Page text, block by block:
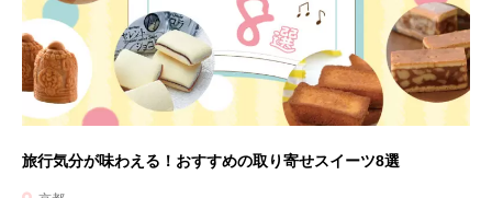
旅行気分が味わえる！おすすめの取り寄せスイーツ8選